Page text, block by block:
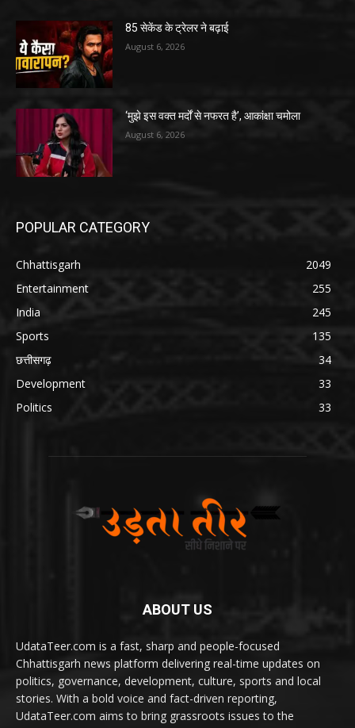
85 सेकेंड के ट्रेलर ने बढ़ाई
August 6, 2026
‘मुझे इस वक्त मर्दों से नफरत है’, आकांक्षा चमोला
August 6, 2026
POPULAR CATEGORY
Chhattisgarh
2049
Entertainment
255
India
245
Sports
135
छत्तीसगढ़
34
Development
33
Politics
33
ABOUT US
UdataTeer.com is a fast, sharp and people-focused
Chhattisgarh news platform delivering real-time updates on
politics, governance, development, culture, sports and local
stories. With a bold voice and fact-driven reporting,
UdataTeer.com aims to bring grassroots issues to the